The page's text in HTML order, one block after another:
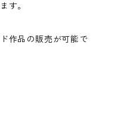
す。
作品の販売が可能で